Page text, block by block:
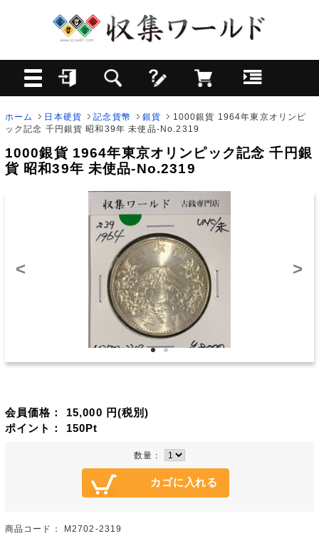
ホーム 日本硬貨 記念貨幣 銀貨
1000銀貨 1964年東京オリンピ
ック記念 千円銀貨 昭和39年 未使品-No.2319
1000銀貨 1964年東京オリンピック記念 千円銀
貨 昭和39年 未使品-No.2319
< >
会員価格： 15,000 円(税別)
ポイント： 150Pt
数量：
商品コード： M2702-2319